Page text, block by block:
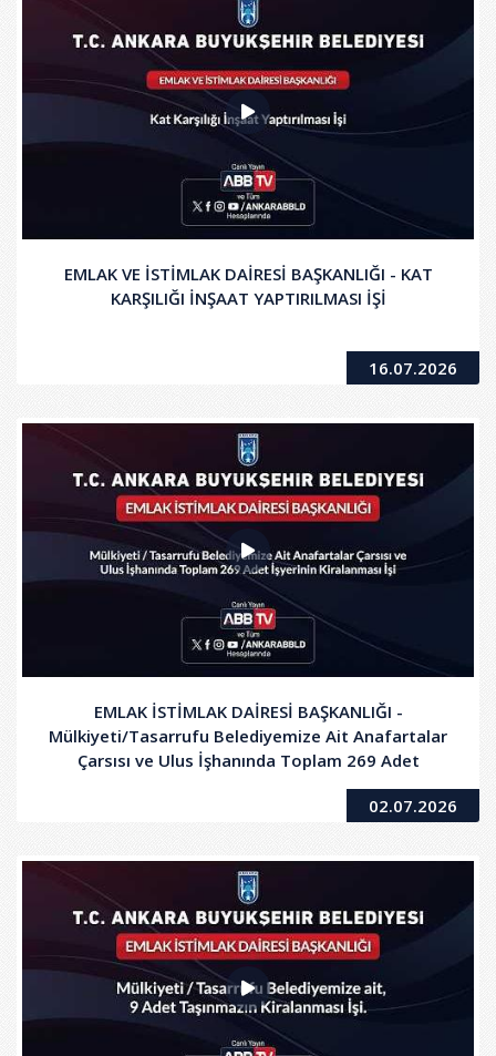
EMLAK VE İSTİMLAK DAİRESİ BAŞKANLIĞI - KAT
KARŞILIĞI İNŞAAT YAPTIRILMASI İŞİ
16.07.2026
EMLAK İSTİMLAK DAİRESİ BAŞKANLIĞI -
Mülkiyeti/Tasarrufu Belediyemize Ait Anafartalar
Çarsısı ve Ulus İşhanında Toplam 269 Adet
02.07.2026